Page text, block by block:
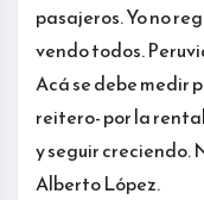
pasajeros. Yo no
vendo todos.
Acá se debe medir
reitero- por la
y seguir creciendo.
Alberto López.